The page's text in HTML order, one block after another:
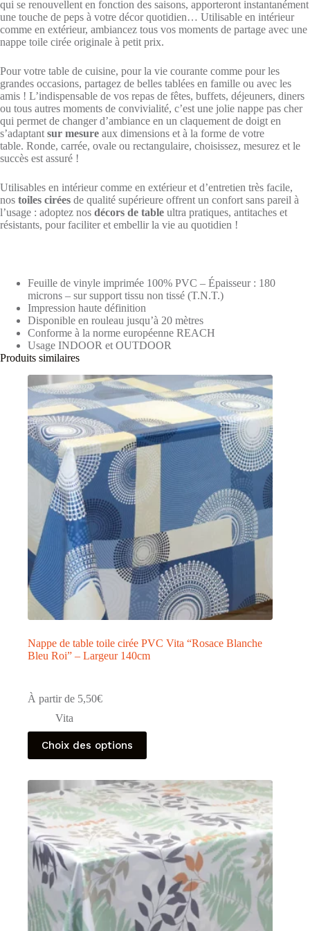
qui se renouvellent en fonction des saisons, apporteront instantanément
une touche de peps à votre décor quotidien… Utilisable en intérieur
comme en extérieur, ambiancez tous vos moments de partage avec une
nappe toile cirée originale à petit prix.
Pour votre table de cuisine, pour la vie courante comme pour les
grandes occasions, partagez de belles tablées en famille ou avec les
amis ! L’indispensable de vos repas de fêtes, buffets, déjeuners, diners
ou tous autres moments de convivialité, c’est une jolie nappe pas cher
qui permet de changer d’ambiance en un claquement de doigt en
s’adaptant sur mesure aux dimensions et à la forme de votre
table. Ronde, carrée, ovale ou rectangulaire, choisissez, mesurez et le
succès est assuré !
Utilisables en intérieur comme en extérieur et d’entretien très facile,
nos toiles cirées de qualité supérieure offrent un confort sans pareil à
l’usage : adoptez nos décors de table ultra pratiques, antitaches et
résistants, pour faciliter et embellir la vie au quotidien !
Feuille de vinyle imprimée 100% PVC – Épaisseur : 180
microns – sur support tissu non tissé (T.N.T.)
Impression haute définition
Disponible en rouleau jusqu’à 20 mètres
Conforme à la norme européenne REACH
Usage INDOOR et OUTDOOR
Produits similaires
Nappe de table toile cirée PVC Vita “Rosace Blanche
Bleu Roi” – Largeur 140cm
À partir de 5,50€
Vita
Choix des options
Ce
produit
a
variations.
Les
options
peuvent
être
choisies
sur
page
du
produit